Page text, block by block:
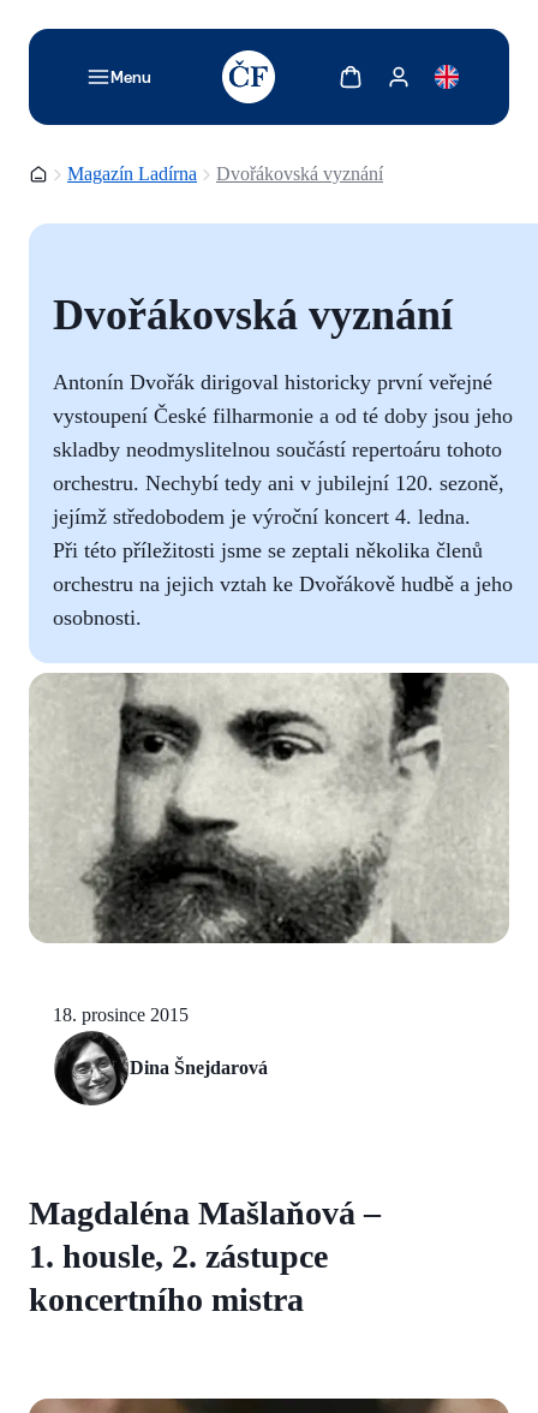
Menu
TODO: Add description for reader
Zobrazit košíkZobrazit můj účet
Domovská stránka
Magazín Ladírna Dvořákovská vyznání
Dvořákovská vyznání
Antonín Dvořák dirigoval historicky první veřejné
vystoupení České filharmonie a od té doby jsou jeho
skladby neodmyslitelnou součástí repertoáru tohoto
orchestru. Nechybí tedy ani v jubilejní 120. sezoně,
jejímž středobodem je výroční koncert 4. ledna.
Při této příležitosti jsme se zeptali několika členů
orchestru na jejich vztah ke Dvořákově hudbě a jeho
osobnosti.
18. prosince 2015
Dina Šnejdarová
Magdaléna Mašlaňová –
1. housle, 2. zástupce
koncertního mistra